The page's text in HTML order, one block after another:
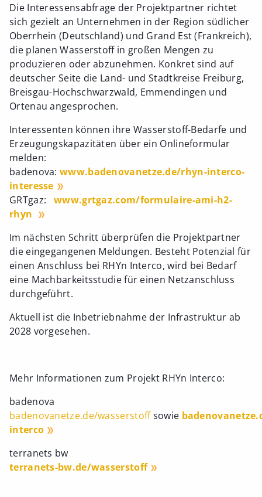
Die Interessensabfrage der Projektpartner richtet
sich gezielt an Unternehmen in der Region südlicher
Oberrhein (Deutschland) und Grand Est (Frankreich),
die planen Wasserstoff in großen Mengen zu
produzieren oder abzunehmen. Konkret sind auf
deutscher Seite die Land- und Stadtkreise Freiburg,
Breisgau-Hochschwarzwald, Emmendingen und
Ortenau angesprochen.
Interessenten können ihre Wasserstoff-Bedarfe und
Erzeugungskapazitäten über ein Onlineformular
melden:
badenova: www.badenovanetze.de/rhyn-interco-
interesse
GRTgaz: www.grtgaz.com/formulaire-ami-h2-
rhyn
Im nächsten Schritt überprüfen die Projektpartner
die eingegangenen Meldungen. Besteht Potenzial für
einen Anschluss bei RHYn Interco, wird bei Bedarf
eine Machbarkeitsstudie für einen Netzanschluss
durchgeführt.
Aktuell ist die Inbetriebnahme der Infrastruktur ab
2028 vorgesehen.
Mehr Informationen zum Projekt RHYn Interco:
badenova
badenovanetze.de/wasserstoffsowie
interco
terranets bw
terranets-bw.de/wasserstoff